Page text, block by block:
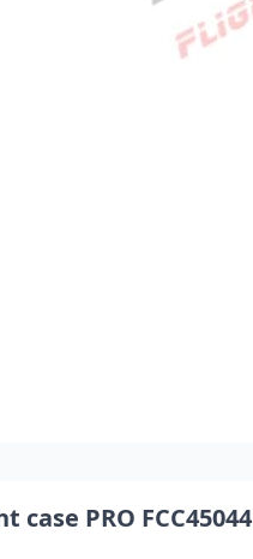
case PRO FCC45044